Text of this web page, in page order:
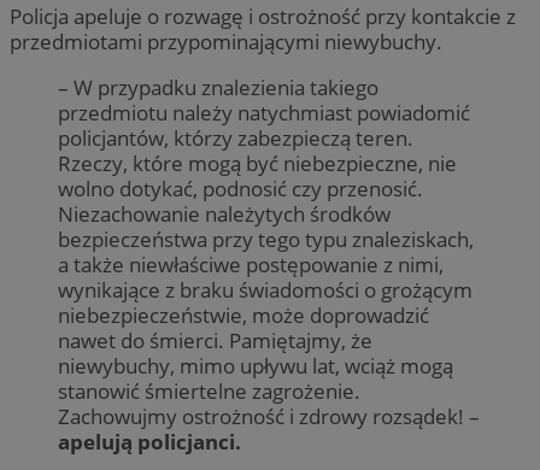
Policja apeluje o rozwagę i ostrożność przy kontakcie z
przedmiotami przypominającymi niewybuchy.
– W przypadku znalezienia takiego
przedmiotu należy natychmiast powiadomić
policjantów, którzy zabezpieczą teren.
Rzeczy, które mogą być niebezpieczne, nie
wolno dotykać, podnosić czy przenosić.
Niezachowanie należytych środków
bezpieczeństwa przy tego typu znaleziskach,
a także niewłaściwe postępowanie z nimi,
wynikające z braku świadomości o grożącym
niebezpieczeństwie, może doprowadzić
nawet do śmierci. Pamiętajmy, że
niewybuchy, mimo upływu lat, wciąż mogą
stanowić śmiertelne zagrożenie.
Zachowujmy ostrożność i zdrowy rozsądek! –
apelują policjanci.